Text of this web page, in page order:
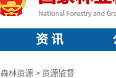
资 讯
森林资源 > 资源监督